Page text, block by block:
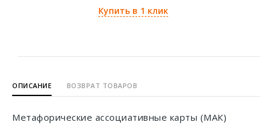
Купить в 1 клик
ОПИСАНИЕ ВОЗВРАТ ТОВАРОВ
Метафорические ассоциативные карты (МАК)